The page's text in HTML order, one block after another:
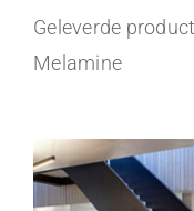
Geleverde
Melamine